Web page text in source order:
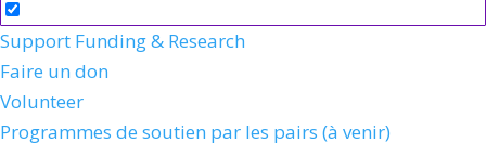
Support Funding & Research
Faire un don
Volunteer
Programmes de soutien par les pairs (à venir)